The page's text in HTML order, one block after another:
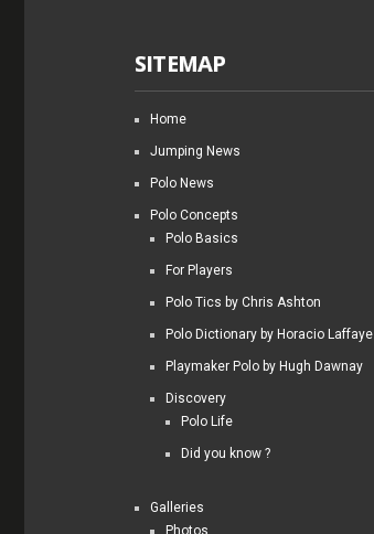
SITEMAP
Home
Jumping News
Polo News
Polo Concepts
Polo Basics
For Players
Polo Tics by Chris Ashton
Polo Dictionary by Horacio Laffaye
Playmaker Polo by Hugh Dawnay
Discovery
Polo Life
Did you know ?
Galleries
Photos